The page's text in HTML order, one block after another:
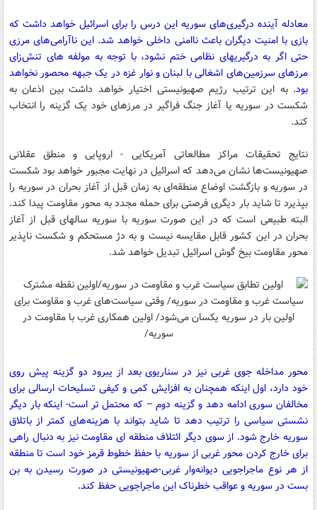
معادله آینده درگیری‌های سوریه این درس را برای اسرائیل خواهد داشت که
بازی با امنیت دیگران باعث ناامنی داخلی خواهد شد. این ناآرامی‌های مرزی
حتی اگر به درگیریهای نظامی ختم نشود، با توجه به مولفه های تنش‌زای
مرزهای سرزمین‌های اشغالی با لبنان و نوار غزه در یک جبهه محصور نخواهد
بود. به این ترتیب رژیم صهیونیستی اختیار خواهد داشت بین اذعان به
شکست در سوریه یا آغاز جنگ فراگیر در مرزهای خود یک گزینه را انتخاب
کند.
نتایج تحقیقات مراکز مطالعاتی آمریکایی - اروپایی و منطق عقلانی
صهیونیست‌ها نشان می‌دهد که اسرائیل در نهایت مجبور خواهد بود شکست
در سوریه و بازگشت اوضاع منطقه‌ای به زمان قبل از آغاز بحران در سوریه را
بپذیرد تا شاید بار دیگری فرصتی برای حمله مجدد به محور مقاومت پیدا کند.
البته طبیعی است که در این صورت سوریه با سوریه سالهای قبل از آغاز
بحران در این کشور قابل مقایسه نیست و به دژ مستحکم و شکست ناپذیر
محور مقاومت بیخ گوش اسرائیل تبدیل خواهد شد.
محور مداخله جوی غربی نیز در سناریوی بعد از یبرود دو گزینه پیش روی
خود دارد، اول اینکه همچنان به افزایش کمی و کیفی تسلیحات ارسالی برای
مخالفان سوری ادامه دهد و گزینه دوم – که محتمل تر است- اینکه بار دیگر
نشستی سیاسی را ترتیب دهد تا شاید بتواند با هزینه‌های کمتر از باتلاق
سوریه خارج شود. از سوی دیگر ائتلاف منطقه ای مقاومت نیز به دنبال راهی
برای خارج کردن محور غربی از سوریه با حفظ خطوط قرمز خود است تا منطقه
از هر نوع ماجراجویی دیوانه‌وار غربی-صهیونیستی در صورت رسیدن به بن
بست در سوریه و عواقب خطرناک این ماجراجویی حفظ کند.